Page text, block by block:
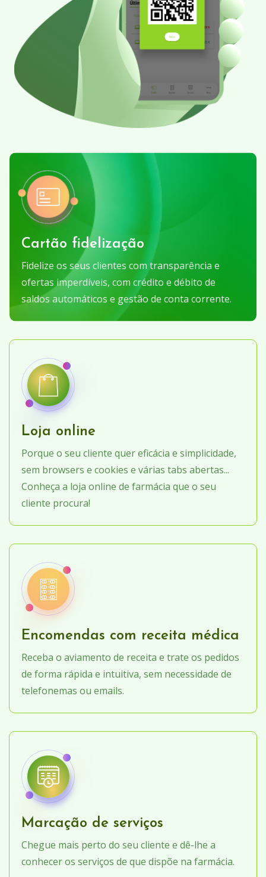
Cartão fidelização
Fidelize os seus clientes com transparência e
ofertas imperdíveis, com crédito e débito de
saldos automáticos e gestão de conta corrente.
Loja online
Porque o seu cliente quer eficácia e simplicidade,
sem browsers e cookies e várias tabs abertas...
Conheça a loja online de farmácia que o seu
cliente procura!
Encomendas com receita médica
Receba o aviamento de receita e trate os pedidos
de forma rápida e intuitiva, sem necessidade de
telefonemas ou emails.
Marcação de serviços
Chegue mais perto do seu cliente e dê-lhe a
conhecer os serviços de que dispõe na farmácia.